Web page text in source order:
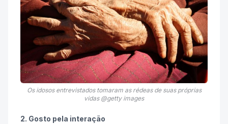
Os idosos entrevistados tomaram as rédeas de suas próprias
vidas @getty images
2. Gosto pela interação